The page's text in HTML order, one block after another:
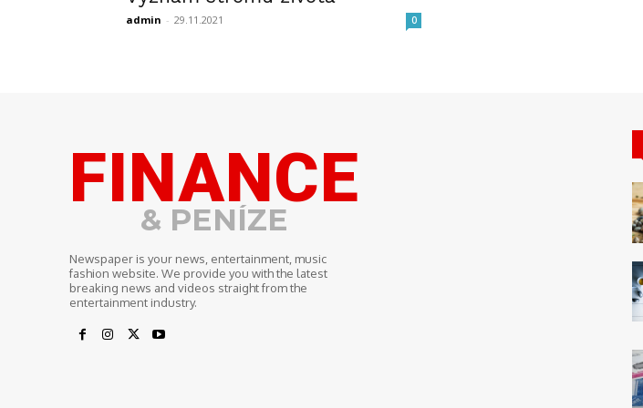
admin - 29.11.2021 0
FINANCE
& PENÍZE
Newspaper is your news, entertainment, music
fashion website. We provide you with the latest
breaking news and videos straight from the
entertainment industry.